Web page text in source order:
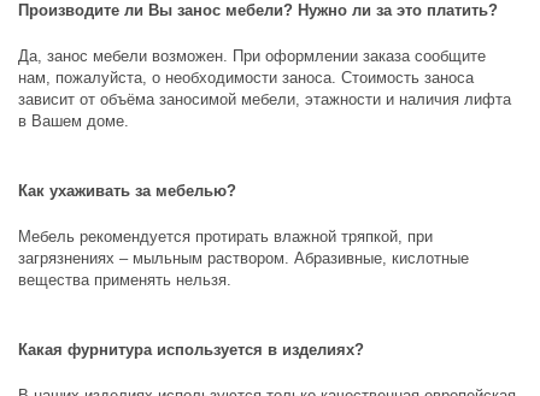
Производите ли Вы занос мебели? Нужно ли за это платить?
Да, занос мебели возможен. При оформлении заказа сообщите
нам, пожалуйста, о необходимости заноса. Стоимость заноса
зависит от объёма заносимой мебели, этажности и наличия лифта
в Вашем доме.
Как ухаживать за мебелью?
Мебель рекомендуется протирать влажной тряпкой, при
загрязнениях – мыльным раствором. Абразивные, кислотные
вещества применять нельзя.
Какая фурнитура используется в изделиях?